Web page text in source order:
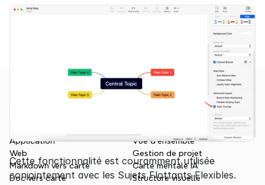
Cette fonctionnalité est couramment utilisée
conjointement avec les Sujets Flottants Flexibles.
Application
Web
Markdown vers carte
Doc vers carte
Vue d'ensemble
Gestion de projet
Carte mentale IA
Structure visuelle